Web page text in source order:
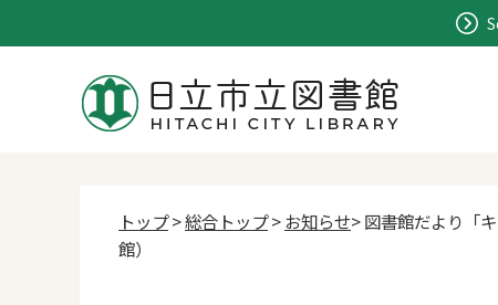
トップ>総合トップ>お知らせ> 図書館だより「
館）